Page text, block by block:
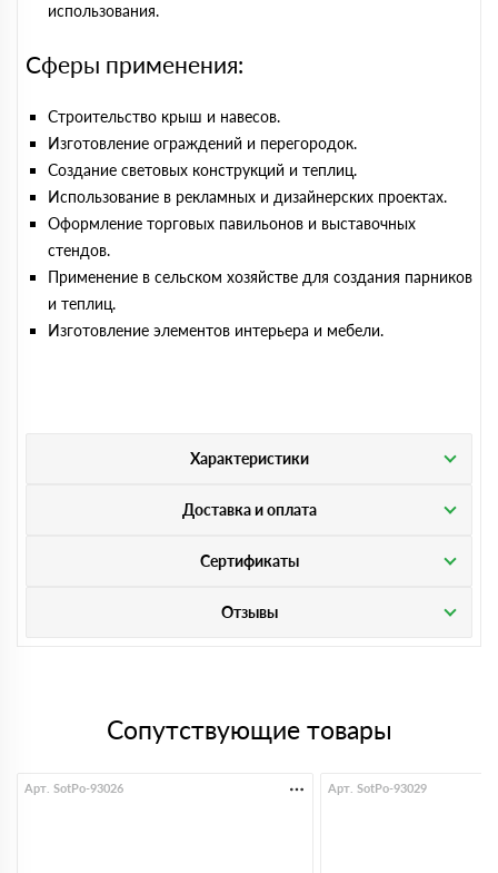
использования.
Сферы применения:
Строительство крыш и навесов.
Изготовление ограждений и перегородок.
Создание световых конструкций и теплиц.
Использование в рекламных и дизайнерских проектах.
Оформление торговых павильонов и выставочных
стендов.
Применение в сельском хозяйстве для создания парников
и теплиц.
Изготовление элементов интерьера и мебели.
Характеристики
Доставка и оплата
Сертификаты
Отзывы
Сопутствующие товары
Арт. SotPo-93026 Арт. SotPo-93029